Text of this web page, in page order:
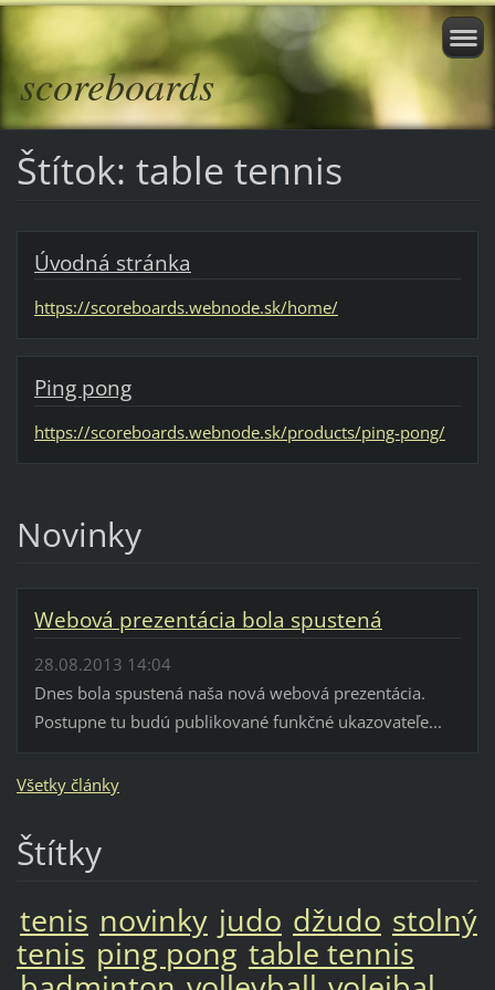
scoreboards
Štítok: table tennis
Úvodná stránka
https://scoreboards.webnode.sk/home/
Ping pong
https://scoreboards.webnode.sk/products/ping-pong/
Novinky
Webová prezentácia bola spustená
28.08.2013 14:04
Dnes bola spustená naša nová webová prezentácia.
Postupne tu budú publikované funkčné ukazovateľe...
Všetky články
Štítky
tenis novinky judo džudo stolný
tenis ping pong table tennis